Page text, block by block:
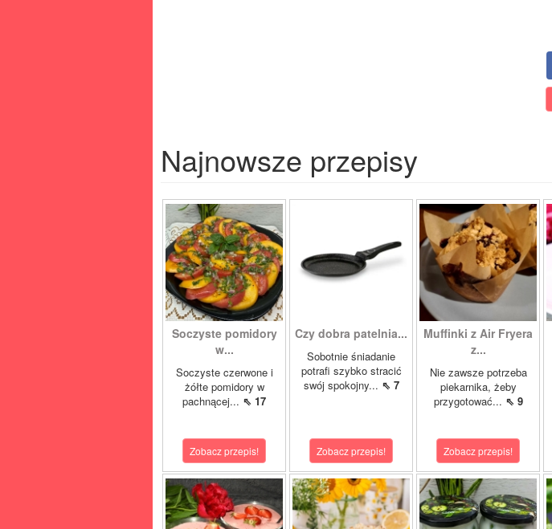
Najnowsze przepisy
Soczyste pomidory
w...
Soczyste czerwone i
żółte pomidory w
pachnącej... ⇖ 17
Zobacz przepis!
Czy dobra patelnia...
Sobotnie śniadanie
potrafi szybko stracić
swój spokojny... ⇖ 7
Zobacz przepis!
Muffinki z Air Fryera
z...
Nie zawsze potrzeba
piekarnika, żeby
przygotować... ⇖ 9
Zobacz przepis!